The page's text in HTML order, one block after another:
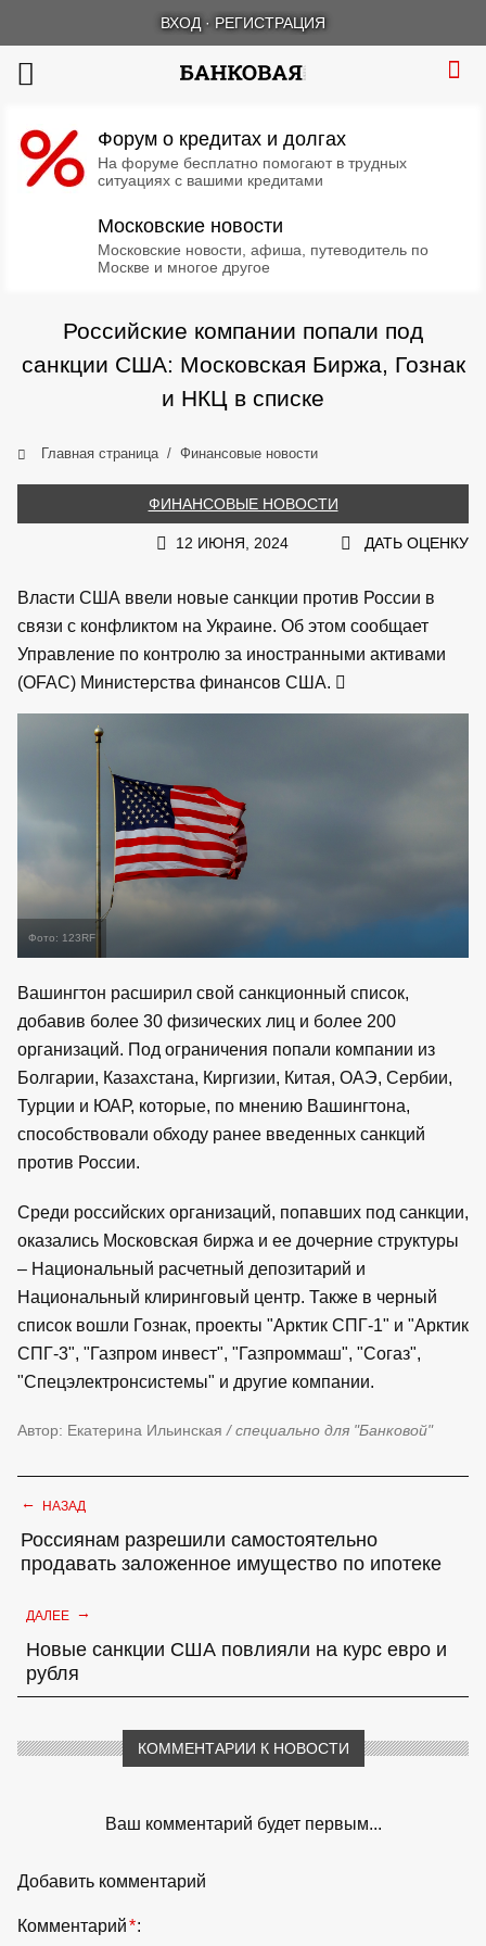
ВХОД · РЕГИСТРАЦИЯ
Форум о кредитах и долгах
На форуме бесплатно помогают в трудных
ситуациях с вашими кредитами
Московские новости
Московские новости, афиша, путеводитель по
Москве и многое другое
Российские компании попали под
санкции США: Московская Биржа, Гознак
и НКЦ в списке
Главная страница Финансовые новости
ФИНАНСОВЫЕ НОВОСТИ
12 ИЮНЯ, 2024 ДАТЬ ОЦЕНКУ
Власти США ввели новые санкции против России в
связи с конфликтом на Украине. Об этом сообщает
Управление по контролю за иностранными активами
(OFAC) Министерства финансов США.
Фото: 123RF
Вашингтон расширил свой санкционный список,
добавив более 30 физических лиц и более 200
организаций. Под ограничения попали компании из
Болгарии, Казахстана, Киргизии, Китая, ОАЭ, Сербии,
Турции и ЮАР, которые, по мнению Вашингтона,
способствовали обходу ранее введенных санкций
против России.
Среди российских организаций, попавших под санкции,
оказались Московская биржа и ее дочерние структуры
– Национальный расчетный депозитарий и
Национальный клиринговый центр. Также в черный
список вошли Гознак, проекты "Арктик СПГ-1" и "Арктик
СПГ-3", "Газпром инвест", "Газпроммаш", "Согаз",
"Спецэлектронсистемы" и другие компании.
Автор: Екатерина Ильинская / специально для "Банковой"
← НАЗАД
Россиянам разрешили самостоятельно
продавать заложенное имущество по ипотеке
ДАЛЕЕ →
Новые санкции США повлияли на курс евро и
рубля
КОММЕНТАРИИ К НОВОСТИ
Ваш комментарий будет первым...
Добавить комментарий
Комментарий*: